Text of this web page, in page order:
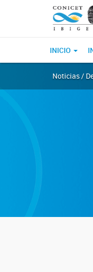
INICIO
Noticias /